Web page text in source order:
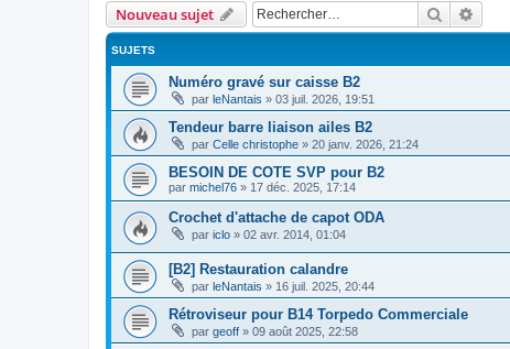
Nouveau sujet Rechercher
SUJETS
Numéro gravé sur caisse B2
par leNantais » 03 juil. 2026, 19:51
Tendeur barre liaison ailes B2
par Celle christophe » 20 janv. 2026, 21:24
BESOIN DE COTE SVP pour B2
par michel76 » 17 déc. 2025, 17:14
Crochet d'attache de capot ODA
par iclo » 02 avr. 2014, 01:04
[B2] Restauration calandre
par leNantais » 16 juil. 2025, 20:44
Rétroviseur pour B14 Torpedo Commerciale
par geoff » 09 août 2025, 22:58